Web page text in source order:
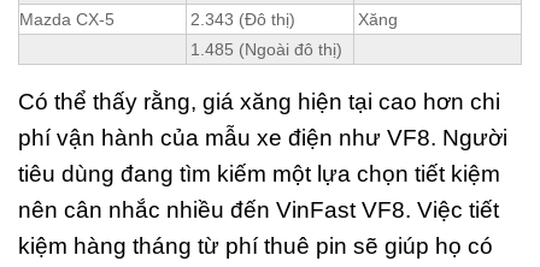
Mazda CX-5
2.343 (Đô thị)
Xăng
1.485 (Ngoài đô thị)
Có thể thấy rằng, giá xăng hiện tại cao hơn chi
phí vận hành của mẫu xe điện như VF8. Người
tiêu dùng đang tìm kiếm một lựa chọn tiết kiệm
nên cân nhắc nhiều đến VinFast VF8. Việc tiết
kiệm hàng tháng từ phí thuê pin sẽ giúp họ có